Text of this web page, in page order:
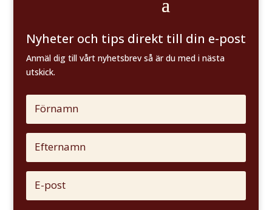
Nyheter och tips direkt till din e-post
Anmäl dig till vårt nyhetsbrev så är du med i nästa
utskick.